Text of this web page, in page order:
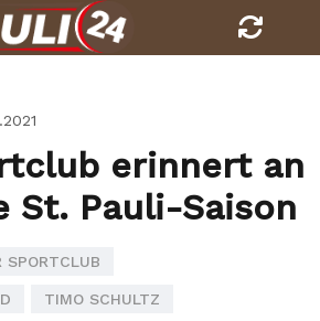
erinnert an
St. Pauli-Saison
SPORTCLUB
TIMO SCHULTZ